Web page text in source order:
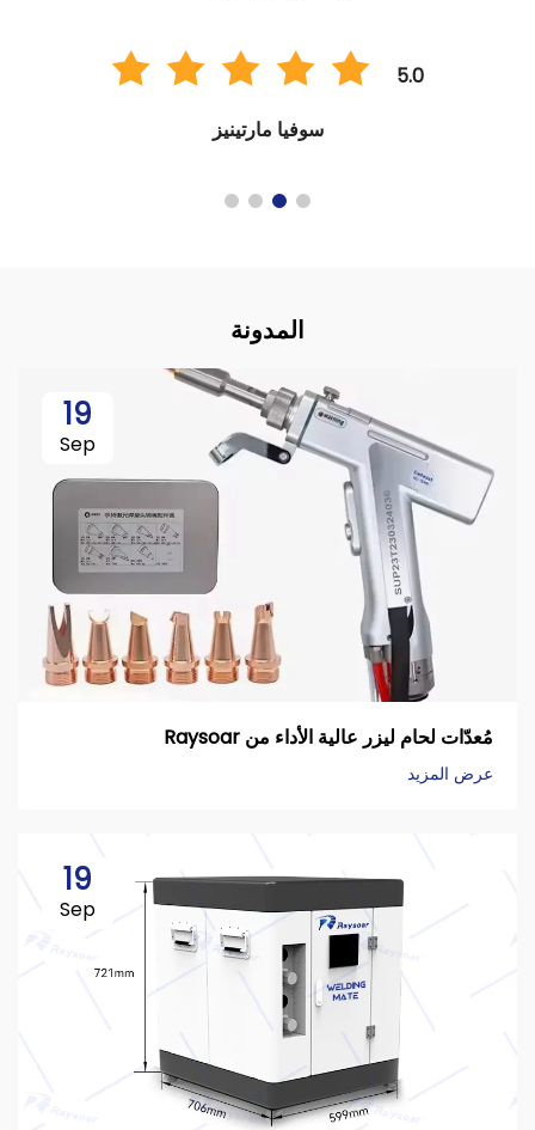
5.0
سوفيا مارتينيز
المدونة
19
Sep
مُعدّات لحام ليزر عالية الأداء من Raysoar
عرض المزيد
19
Sep